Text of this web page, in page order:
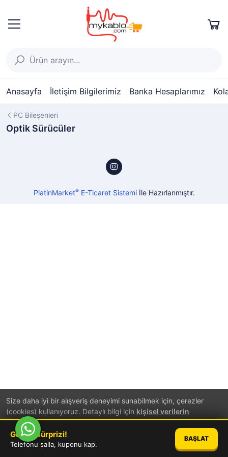
Anasayfa İletişim Bilgilerimiz Banka Hesaplarımız
Size daha iyi bir alışveriş deneyimi sunabilmek için, çerezler
(cookies) kullanıyoruz. Detaylı bilgi için kişisel verilerin
korunmasıhakkında aydınlatma metnini inceleyebilirsiniz.
PC Bileşenleri
Optik Sürücüler
PlatinMarket®E-Ticaret Sistemiİle Hazırlanmıştır.
Günün Sürprizi!
Telefonu salla, kuponu kap.
BAŞLAT